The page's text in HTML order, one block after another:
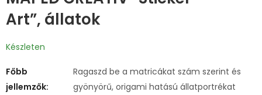
Art”, állatok
Készleten
Főbb
jellemzők:
Ragaszd be a matricákat szám szerint és
gyönyörű, origami hatású állatportrékat